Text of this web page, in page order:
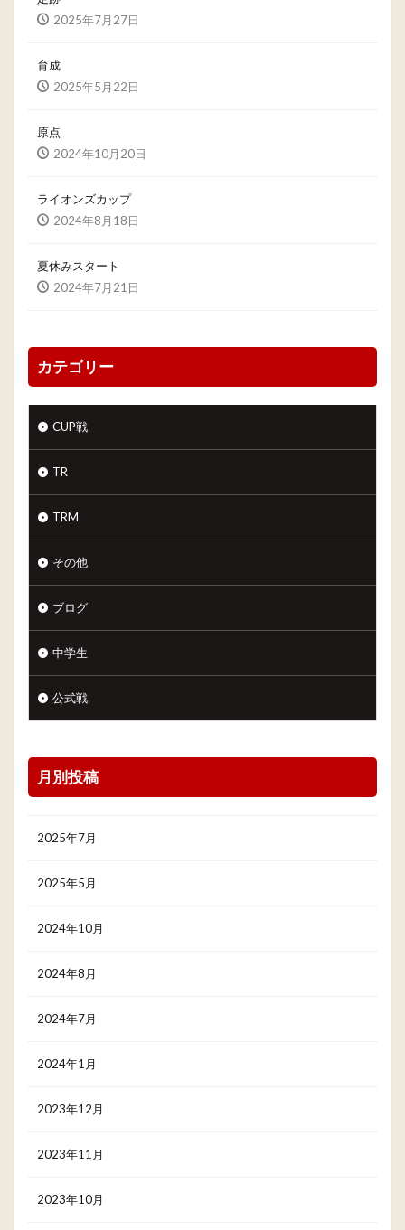
2025年7月27日
育成
2025年5月22日
原点
2024年10月20日
ライオンズカップ
2024年8月18日
夏休みスタート
2024年7月21日
カテゴリー
CUP戦
TR
TRM
その他
ブログ
中学生
公式戦
月別投稿
2025年7月
2025年5月
2024年10月
2024年8月
2024年7月
2024年1月
2023年12月
2023年11月
2023年10月